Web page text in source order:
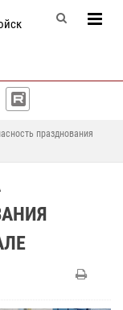
празднования